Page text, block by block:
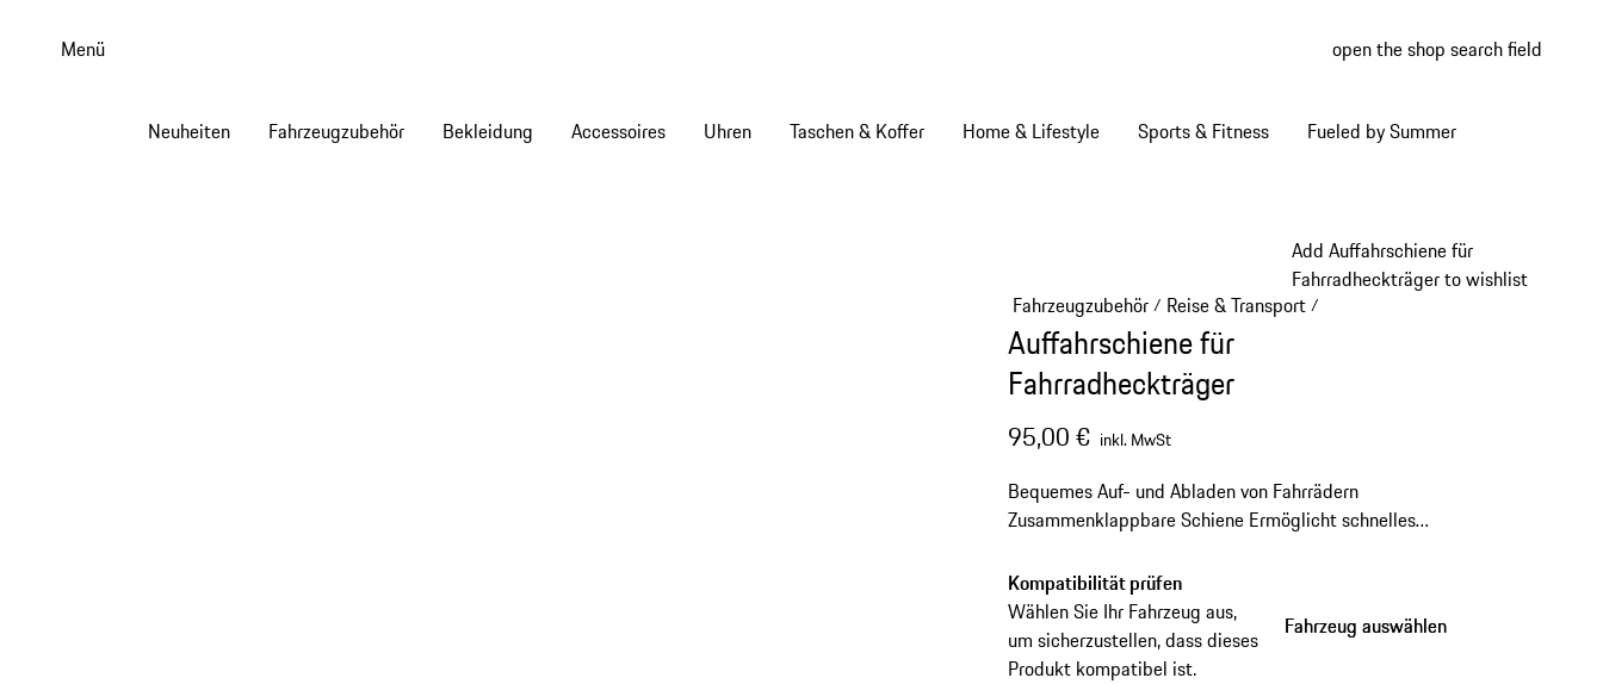
Hauptinhalt
Menü open the shop search field
Neuheiten Fahrzeugzubehör Bekleidung Accessoires Uhren Taschen & Koffer Home & Lifestyle Sports & Fitness Fueled by Summer
Add Auffahrschiene für
Fahrradheckträger to wishlist
Fahrzeugzubehör/ Reise & Transport/
Auffahrschiene für
Fahrradheckträger
95,00 € inkl. MwSt
Bequemes Auf- und Abladen von Fahrrädern
Zusammenklappbare Schiene Ermöglicht schnelles
Kompatibilität prüfen
Wählen Sie Ihr Fahrzeug aus,
um sicherzustellen, dass dieses
Produkt kompatibel ist.
Fahrzeug auswählen
Fahrzeug auswählen